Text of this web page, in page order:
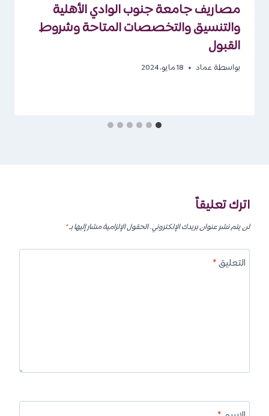
مصاريف جامعة جنوب الوادي الأهلية
والتنسيق والتخصصات المتاحة وشروط
القبول
بواسطة عماد 18 مايو، 2024
اترك تعليقاً
لن يتم نشر عنوان بريدك الإلكتروني.الحقول الإلزامية مشار إليها بـ*
التعليق*